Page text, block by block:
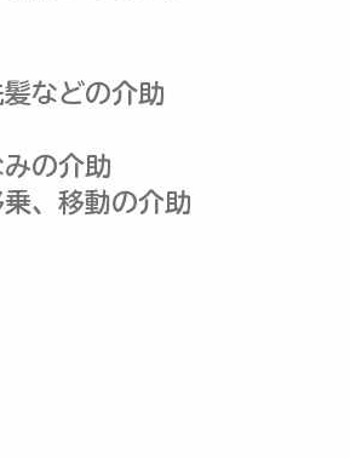
髪などの介助
みの介助
乗、移動の介助